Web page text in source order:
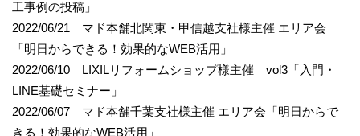
工事例の投稿」
2022/06/21 マド本舗北関東・甲信越支社様主催 エリア会
「明日からできる！効果的なWEB活用」
2022/06/10 LIXILリフォームショップ様主催 vol3「入門・
LINE基礎セミナー」
2022/06/07 マド本舗千葉支社様主催 エリア会「明日からで
きる！効果的なWEB活用」